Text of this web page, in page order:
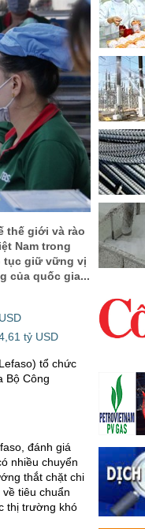
thế giới và rào
Nam trong
tục giữ vững vị
của quốc gia...
tỷ USD
tổ chức
Bộ Công
đánh giá
nhiều chuyển
thắt chặt chi
tiêu chuẩn
thị trường khó